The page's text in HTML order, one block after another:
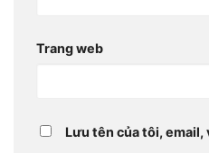
Trang web
Lưu tên của tôi,